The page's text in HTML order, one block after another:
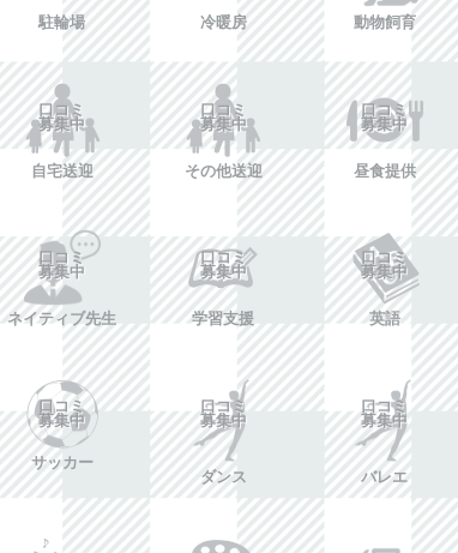
駐輪場 冷暖房 動物飼育
口コミ
募集中
自宅送迎
口コミ
募集中
その他送迎
口コミ
募集中
昼食提供
口コミ
募集中
ネイティブ先生
口コミ
募集中
学習支援
口コミ
募集中
英語
口コミ
募集中
サッカー
口コミ
募集中
ダンス
口コミ
募集中
バレエ